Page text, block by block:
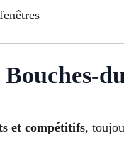
et compétitifs,